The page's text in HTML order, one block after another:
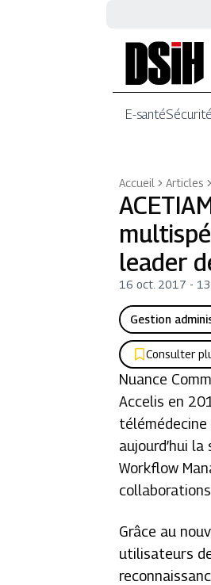
E-santéSécurité
Accueil
Articles
leader
16 oct. 2017 -
Gestion
Consulter
Nuance
Accelis en
télémédecine
aujourd’hui
Workflow
Grâce au
utilisateurs